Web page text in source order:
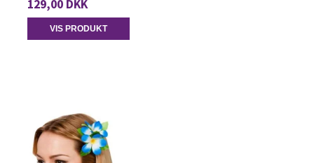
129,00 DKK
VIS PRODUKT